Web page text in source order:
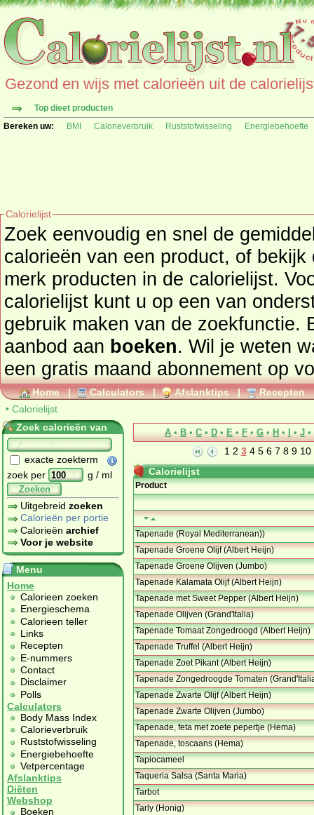
Gezond en wijs met calorieën uit de
Top dieet producten
Bereken uw:
BMI Calorieverbruik Ruststofwisseling Energiebehoefte
Calorielijst
Zoek eenvoudig en snel de
calorieën van een product, of
merk producten in de calorielijst.
calorielijst kunt u op een van
gebruik maken van de zoekfunctie.
aanbod aan boeken. Wil je weten
een gratis maand abonnement op
Home | Calculators | Afslanktips | Recepten
• Calorielijst
Zoek calorieën van
exacte zoekterm
zoek per
g / ml
Zoeken
Uitgebreid zoeken
Calorieën per portie
Calorieën archief
Voor je website
Menu
Home
Calorieen zoeken
Energieschema
Calorieen teller
Links
Recepten
E-nummers
Contact
Disclaimer
Polls
Calculators
Body Mass Index
Calorieverbruik
Ruststofwisseling
Energiebehoefte
Vetpercentage
Afslanktips
Diëten
Webshop
Boeken
A • B • C • D • E • F • G • H • • J •
1 2 3 4 5 6 7 8 9 10
Calorielijst
Product
Tapenade (Royal Mediterranean))
Tapenade Groene Olijf (Albert Heijn)
Tapenade Groene Olijven (Jumbo)
Tapenade Kalamata Olijf (Albert Heijn)
Tapenade met Sweet Pepper (Albert Heijn)
Tapenade Olijven (Grand'Italia)
Tapenade Tomaat Zongedroogd (Albert Heijn)
Tapenade Truffel (Albert Heijn)
Tapenade Zoet Pikant (Albert Heijn)
Tapenade Zongedroogde Tomaten
Tapenade Zwarte Olijf (Albert Heijn)
Tapenade Zwarte Olijven (Jumbo)
Tapenade, feta met zoete pepertje (Hema)
Tapenade, toscaans (Hema)
Tapiocameel
Taqueria Salsa (Santa Maria)
Tarbot
Tarly (Honig)